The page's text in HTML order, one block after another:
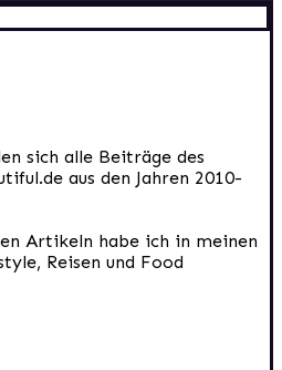
sich alle Beiträge des
aus den Jahren 2010-
Artikeln habe ich in meinen
Reisen und Food